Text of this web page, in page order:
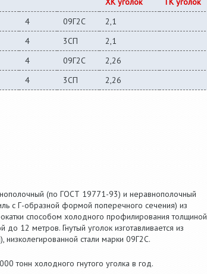
4 09Г2С
2,1
4 3СП
2,1
4 09Г2С
2,26
4 3СП 2,26
(по ГОСТ 19771-93) и неравнополочный
с Г-образной формой поперечного сечения) из
способом холодного профилирования толщиной
12 метров. Гнутый уголок изготавливается из
низколегированной стали марки 09Г2С.
тонн холодного гнутого уголка в год.